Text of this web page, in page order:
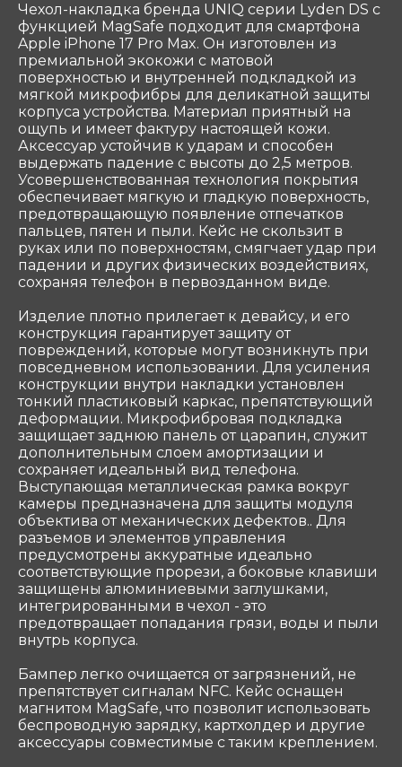
Чехол-накладка бренда UNIQ серии Lyden DS с
функцией MagSafe подходит для смартфона
Apple iPhone 17 Pro Max. Он изготовлен из
премиальной экокожи с матовой
поверхностью и внутренней подкладкой из
мягкой микрофибры для деликатной защиты
корпуса устройства. Материал приятный на
ощупь и имеет фактуру настоящей кожи.
Аксессуар устойчив к ударам и способен
выдержать падение с высоты до 2,5 метров.
Усовершенствованная технология покрытия
обеспечивает мягкую и гладкую поверхность,
предотвращающую появление отпечатков
пальцев, пятен и пыли. Кейс не скользит в
руках или по поверхностям, смягчает удар при
падении и других физических воздействиях,
сохраняя телефон в первозданном виде.
Изделие плотно прилегает к девайсу, и его
конструкция гарантирует защиту от
повреждений, которые могут возникнуть при
повседневном использовании. Для усиления
конструкции внутри накладки установлен
тонкий пластиковый каркас, препятствующий
деформации. Микрофибровая подкладка
защищает заднюю панель от царапин, служит
дополнительным слоем амортизации и
сохраняет идеальный вид телефона.
Выступающая металлическая рамка вокруг
камеры предназначена для защиты модуля
объектива от механических дефектов.. Для
разъемов и элементов управления
предусмотрены аккуратные идеально
соответствующие прорези, а боковые клавиши
защищены алюминиевыми заглушками,
интегрированными в чехол - это
предотвращает попадания грязи, воды и пыли
внутрь корпуса.
Бампер легко очищается от загрязнений, не
препятствует сигналам NFC. Кейс оснащен
магнитом MagSafe, что позволит использовать
беспроводную зарядку, картхолдер и другие
аксессуары совместимые с таким креплением.
ООО «Coтеком» Copyright © 2025 All Rights
Reserved
Контакты
shop@sotekom.com
ООО «Сотеком»
Юр. адрес: 119415, Г.Москва, ПР-КТ
ВЕРНАДСКОГО, Д. 39, ЭТ 4 ПОМ I КОМ 37, 38
ОГРН 1047796297768
ИНН 7716506908
Служба поддержки
Связаться